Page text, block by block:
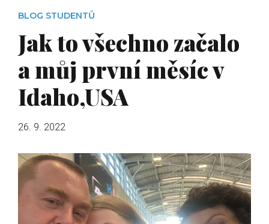
BLOG STUDENTŮ
Jak to všechno začalo
a můj první měsíc v
Idaho,USA
26. 9. 2022